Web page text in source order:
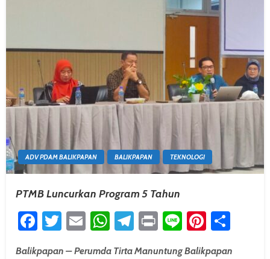
ADV PDAM BALIKPAPAN BALIKPAPAN TEKNOLOGI
PTMB Luncurkan Program 5 Tahun
Facebook
Twitter
EmailWhatsApp
Telegram
PrintLine
Balikpapan – Perumda Tirta Manuntung Balikpapan